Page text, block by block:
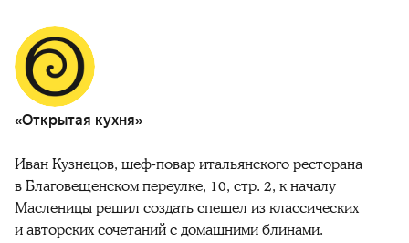
«Открытая кухня»
Иван Кузнецов, шеф-повар итальянского ресторана
в Благовещенском переулке, 10, стр. 2, к началу
Масленицы решил создать спешел из классических
и авторских сочетаний с домашними блинами.